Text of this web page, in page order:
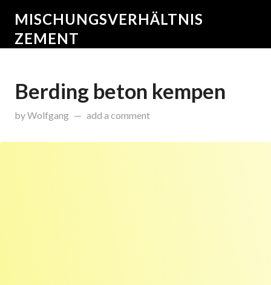
MISCHUNGSVERHÄLTNIS
ZEMENT
Berding beton kempen
byWolfgang onJuni 26, 2017
add a comment